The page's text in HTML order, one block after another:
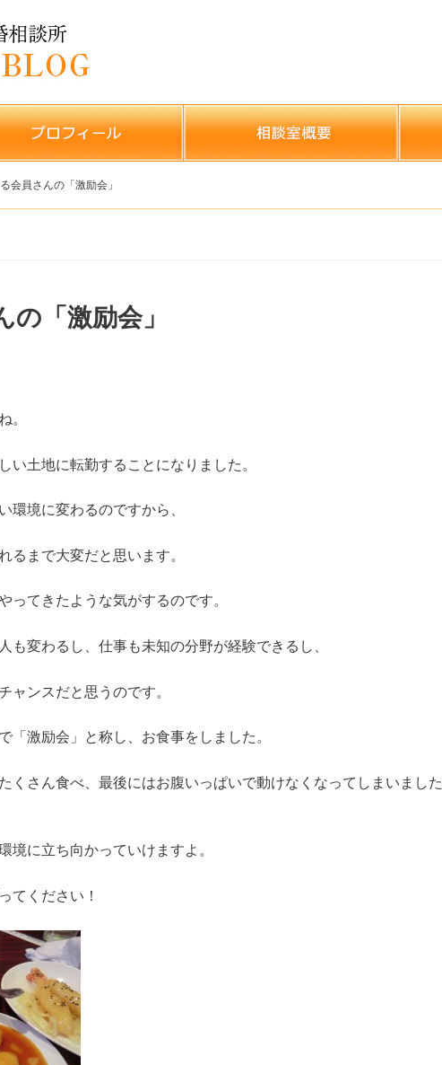
会員さんの「激励会」
「激励会」
。
い土地に転勤することになりました。
環境に変わるのですから、
るまで大変だと思います。
ってきたような気がするのです。
も変わるし、仕事も未知の分野が経験できるし、
ャンスだと思うのです。
「激励会」と称し、お食事をしました。
くさん食べ、最後にはお腹いっぱいで動けなくなってしまいました
境に立ち向かっていけますよ。
てください！